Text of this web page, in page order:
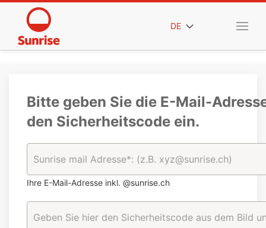
DE
Bitte geben Sie die E-Mail-
den Sicherheitscode ein.
Ihre E-Mail-Adresse inkl. @sunrise.ch